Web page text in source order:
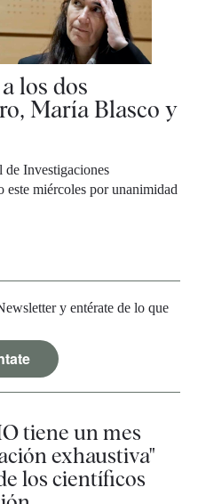
los dos
María Blasco y
Investigaciones
miércoles por unanimidad
y entérate de lo que
tiene un mes
exhaustiva"
los científicos